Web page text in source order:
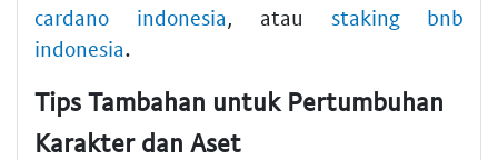
cardano indonesia, atau staking bnb
indonesia.
Tips Tambahan untuk Pertumbuhan
Karakter dan Aset